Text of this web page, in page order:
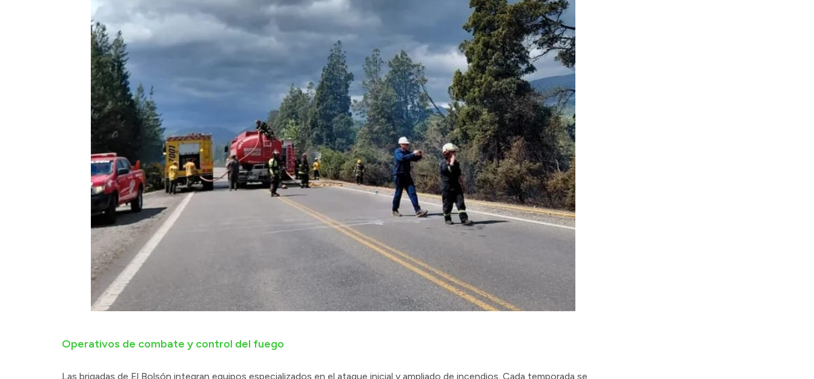
Operativos de combate y control del fuego
Las brigadas de El Bolsón integran equipos especializados en el ataque inicial y ampliado de incendios. Cada temporada se